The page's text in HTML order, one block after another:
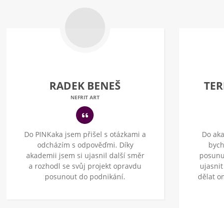
RADEK BENEŠ
NEFRIT ART
Do PINKaka jsem přišel s otázkami a
odcházím s odpověďmi. Díky
akademii jsem si ujasnil další směr
a rozhodl se svůj projekt opravdu
posunout do podnikání.
Do
dělat